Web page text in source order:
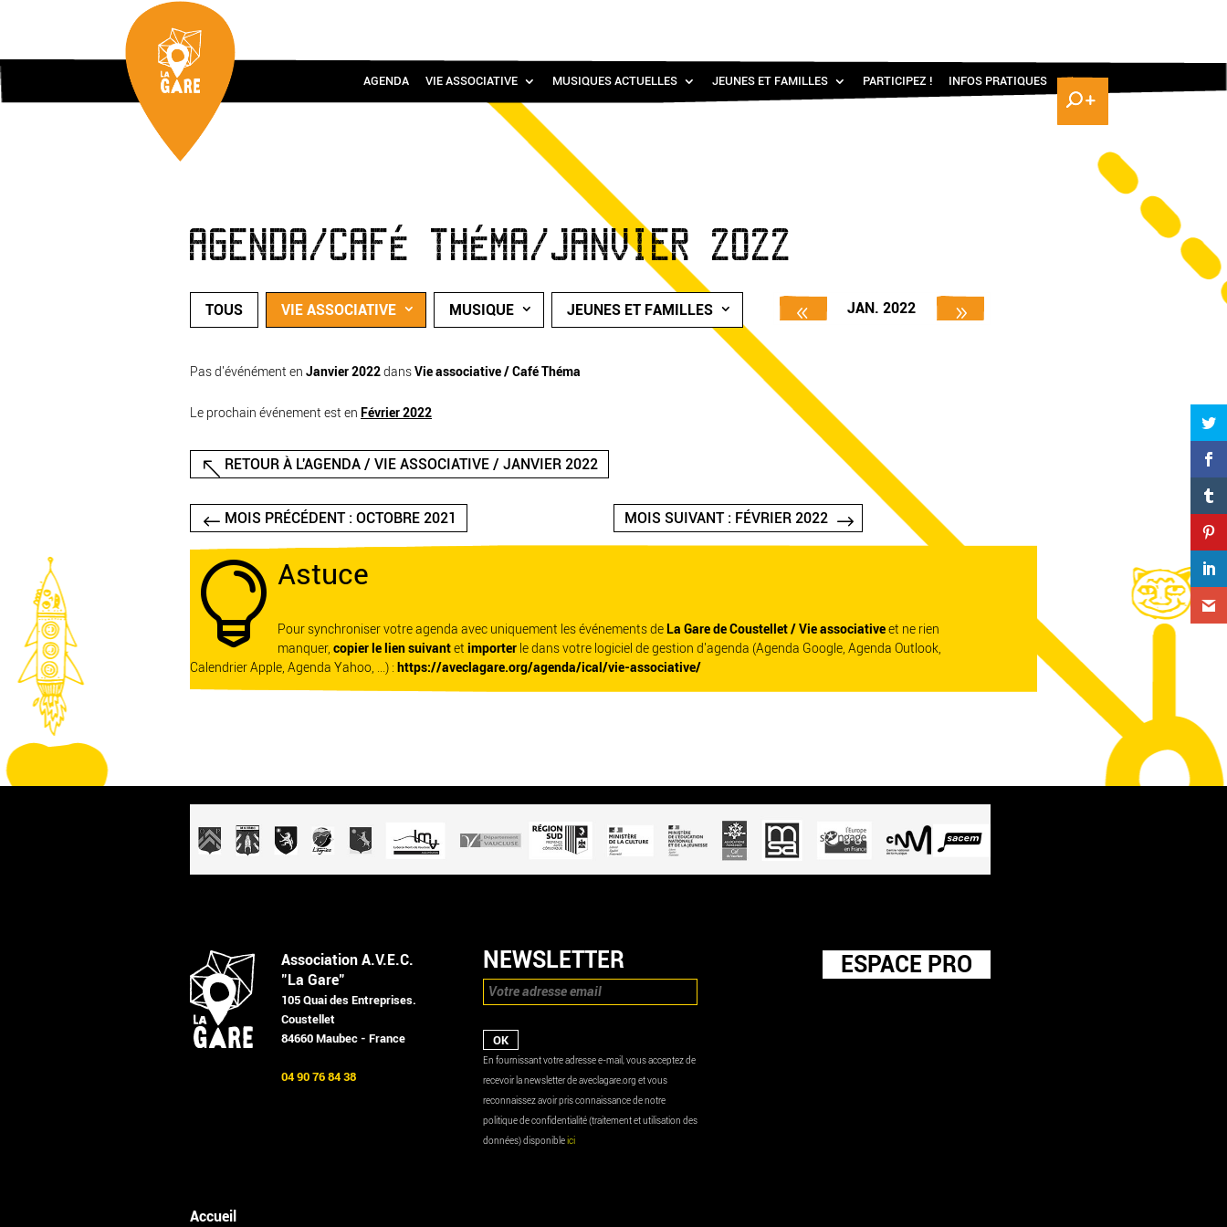
AGENDA VIE ASSOCIATIVE MUSIQUES ACTUELLES JEUNES ET FAMILLES PARTICIPEZ ! INFOS PRATIQUES
AGENDA/CAFÉ THÉMA/JANVIER 2022
JAN. 2022
TOUS VIE ASSOCIATIVE MUSIQUE JEUNES ET FAMILLES
Pas d'événément en Janvier 2022dansVie associative / Café Théma
Le prochain événement est en Février 2022
RETOUR À L'AGENDA / VIE ASSOCIATIVE / JANVIER 2022
MOIS PRÉCÉDENT : OCTOBRE 2021 MOIS SUIVANT : FÉVRIER 2022
 Astuce
Pour synchroniser votre agenda avec uniquement les événements de La Gare de Coustellet / Vie associativeet ne rien
manquer, copier le lien suivantet importer le dans votre logiciel de gestion d'agenda (Agenda Google, Agenda Outlook,
Calendrier Apple, Agenda Yahoo, ...) : https://aveclagare.org/agenda/ical/vie-associative/
Association A.V.E.C.
"La Gare"
105 Quai des Entreprises.
Coustellet
84660 Maubec - France
04 90 76 84 38
NEWSLETTER
En fournissant votre adresse e-mail, vous acceptez de
recevoir la newsletter de aveclagare.org et vous
reconnaissez avoir pris connaissance de notre
politique de confidentialité (traitement et utilisation des
données) disponibleici
ESPACE PRO
Accueil